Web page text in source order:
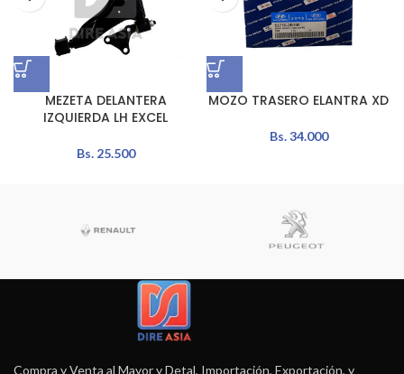
MEZETA DELANTERA
IZQUIERDA LH EXCEL
Bs.25.500
MOZO TRASERO ELANTRA XD
Bs.34.000
Compra y Venta al Mayor y Detal, Importación, Exportación, y